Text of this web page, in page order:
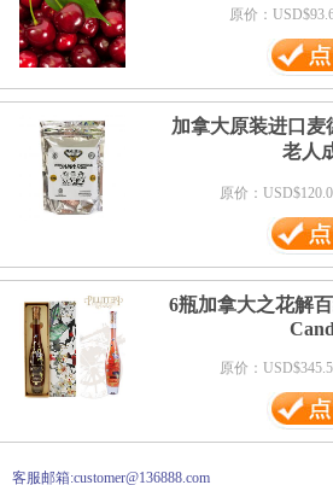
原价：
加拿大原装进口麦
老人
原价：
6瓶加拿大之花解
原价：
客服邮箱:customer@136888.com